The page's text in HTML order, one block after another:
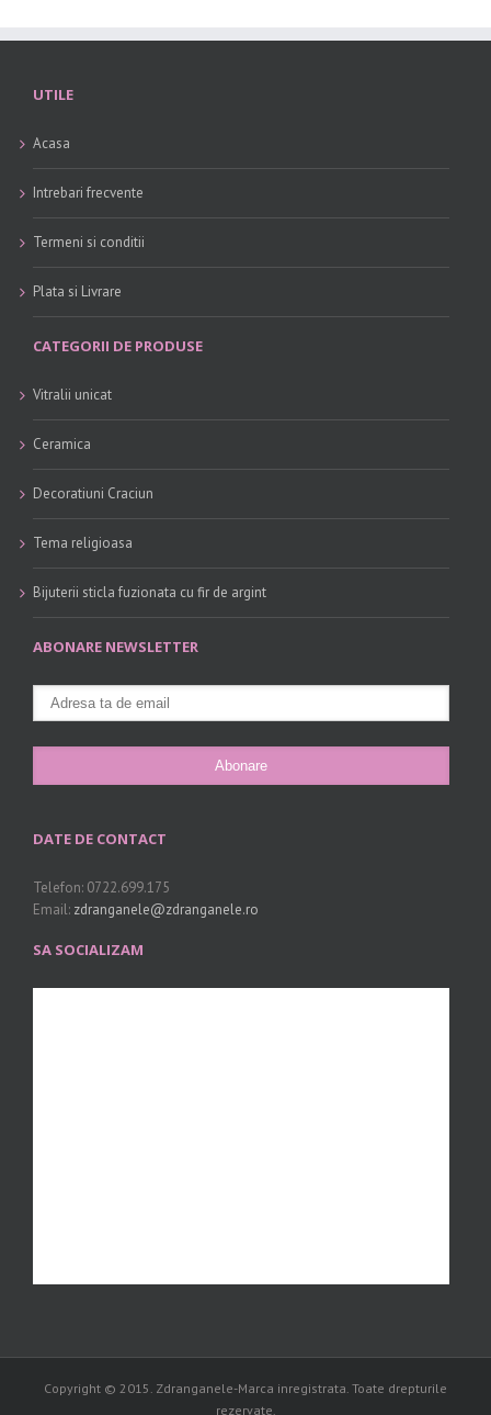
UTILE
Acasa
Intrebari frecvente
Termeni si conditii
Plata si Livrare
CATEGORII DE PRODUSE
Vitralii unicat
Ceramica
Decoratiuni Craciun
Tema religioasa
Bijuterii sticla fuzionata cu fir de argint
ABONARE NEWSLETTER
DATE DE CONTACT
Telefon: 0722.699.175
Email: zdranganele@zdranganele.ro
SA SOCIALIZAM
Copyright © 2015. Zdranganele-Marca inregistrata. Toate drepturile
rezervate.